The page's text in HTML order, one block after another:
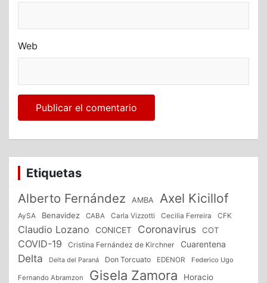
Web
Etiquetas
Alberto Fernández AMBA Axel Kicillof
AySA Benavidez CABA Carla Vizzotti Cecilia Ferreira CFK
Claudio Lozano CONICET Coronavirus COT
COVID-19 Cristina Fernández de Kirchner Cuarentena
Delta Delta del Paraná Don Torcuato EDENOR Federico Ugo
Fernando Abramzon Gisela Zamora Horacio